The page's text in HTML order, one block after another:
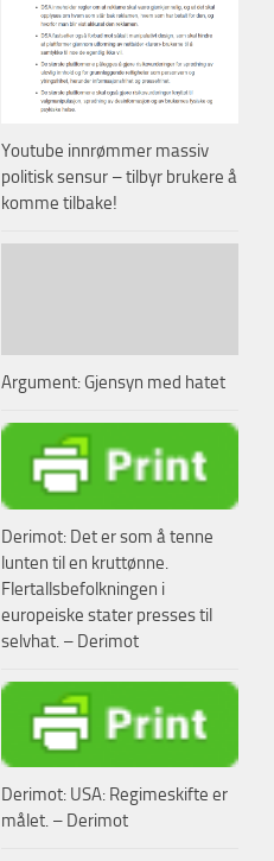
Youtube innrømmer massiv
politisk sensur – tilbyr brukere å
komme tilbake!
Argument: Gjensyn med hatet
Derimot: Det er som å tenne
lunten til en kruttønne.
Flertallsbefolkningen i
europeiske stater presses til
selvhat. – Derimot
Derimot: USA: Regimeskifte er
målet. – Derimot